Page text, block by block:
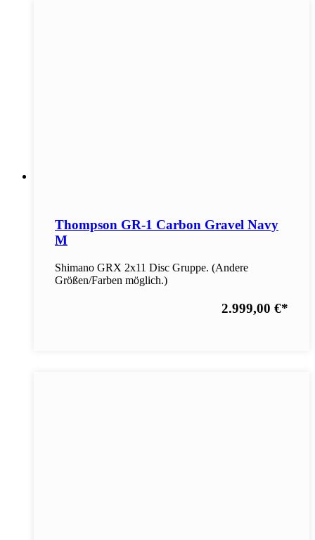
Thompson GR-1 Carbon Gravel Navy
M
Shimano GRX 2x11 Disc Gruppe. (Andere
Größen/Farben möglich.)
2.999,00 €*